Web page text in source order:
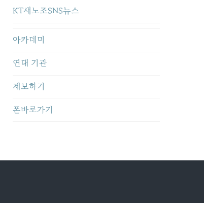
KT새노조SNS뉴스
아카데미
연대 기관
제보하기
폰바로가기